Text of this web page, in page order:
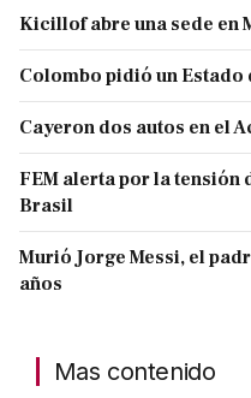
Kicillof abre una sede en
Colombo pidió un Estado
Cayeron dos autos en el
FEM alerta por la
Brasil
Murió Jorge Messi, el
años
Mas contenido